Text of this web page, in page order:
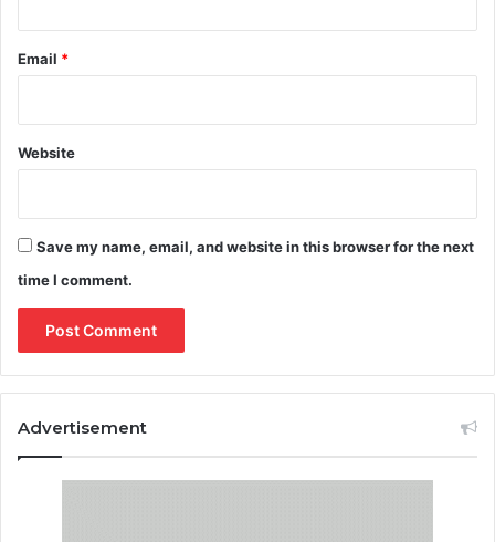
Email *
Website
Save my name, email, and website in this browser for the next
time I comment.
Advertisement